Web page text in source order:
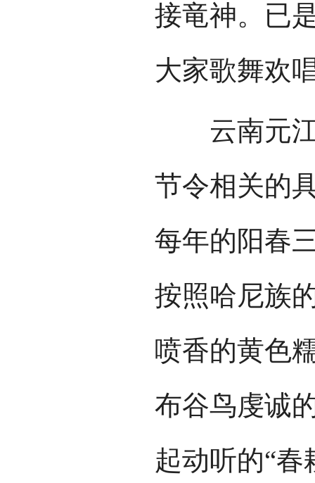
接竜神。已
大家歌舞欢
云南元江
节令相关的
每年的阳春
按照哈尼族
喷香的黄色
布谷鸟虔诚
起动听的“